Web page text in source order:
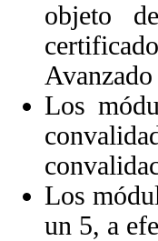
objeto
Los
Los
un 5, a